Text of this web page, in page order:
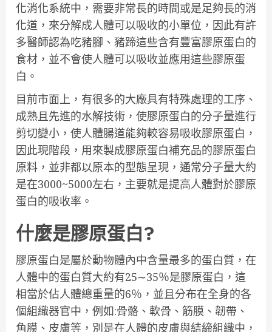
化消化系統中，需要非常長的時間或是足夠長的消
化道，來分解成人體可以吸收的小單位，因此有許
多醫師認為吃豬腳、豬蹄這些含有豐富膠原蛋白的
食材，並不會使人體可以吸收並應用這些膠原蛋
白。
目前市面上，有很多的大廠具有特殊處理的工序、
成熟且先進的水解技術，使膠原蛋白的分子量進行
剪切變小，使人體腸道能夠較容易吸收膠原蛋白，
因此現階段，用來製成膠原蛋白補充品的膠原蛋白
原料，並非都以原本的型態呈現，通常分子量大約
是在3000~5000左右，主要就是提高人體對於膠原
蛋白的吸收率。
什麼是膠原蛋白?
膠原蛋白是屬於動物體內中含量最多的蛋白質，在
人體中的蛋白質大約有25∼35％是膠原蛋白，這
相當於佔人體總重量的6％，並且分布在全身的各
個組織器官中，例如:骨骼、軟骨、筋膜、韌帶、
角膜、皮膚等，別是在人體的皮膚與結締組織中，